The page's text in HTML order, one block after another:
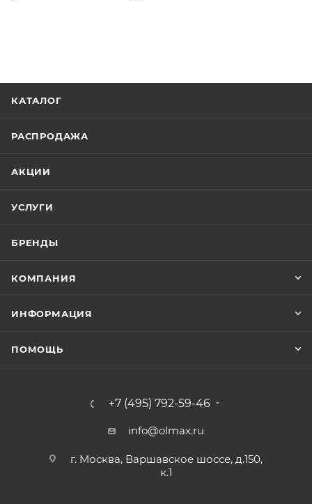
КАТАЛОГ
РАСПРОДАЖА
АКЦИИ
УСЛУГИ
БРЕНДЫ
КОМПАНИЯ
ИНФОРМАЦИЯ
ПОМОЩЬ
+7 (495) 792-59-46
info@olmax.ru
г. Москва, Варшавское шоссе, д.150,
к.1